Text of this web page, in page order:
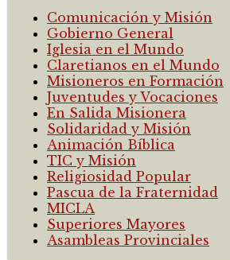
Comunicación y Misión
Gobierno General
Iglesia en el Mundo
Claretianos en el Mundo
Misioneros en Formación
Juventudes y Vocaciones
En Salida Misionera
Solidaridad y Misión
Animación Bíblica
TIC y Misión
Religiosidad Popular
Pascua de la Fraternidad
MICLA
Superiores Mayores
Asambleas Provinciales